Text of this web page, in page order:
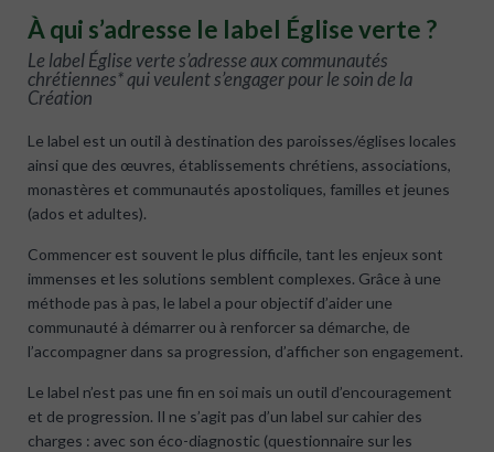
À qui s’adresse le label Église verte ?
Le label Église verte s’adresse aux communautés
chrétiennes* qui veulent s’engager pour le soin de la
Création
Le label est un outil à destination des paroisses/églises locales
ainsi que des œuvres, établissements chrétiens, associations,
monastères et communautés apostoliques, familles et jeunes
(ados et adultes).
Commencer est souvent le plus difficile, tant les enjeux sont
immenses et les solutions semblent complexes. Grâce à une
méthode pas à pas, le label a pour objectif d’aider une
communauté à démarrer ou à renforcer sa démarche, de
l’accompagner dans sa progression, d’afficher son engagement.
Le label n’est pas une fin en soi mais un outil d’encouragement
et de progression. Il ne s’agit pas d’un label sur cahier des
charges : avec son éco-diagnostic (questionnaire sur les